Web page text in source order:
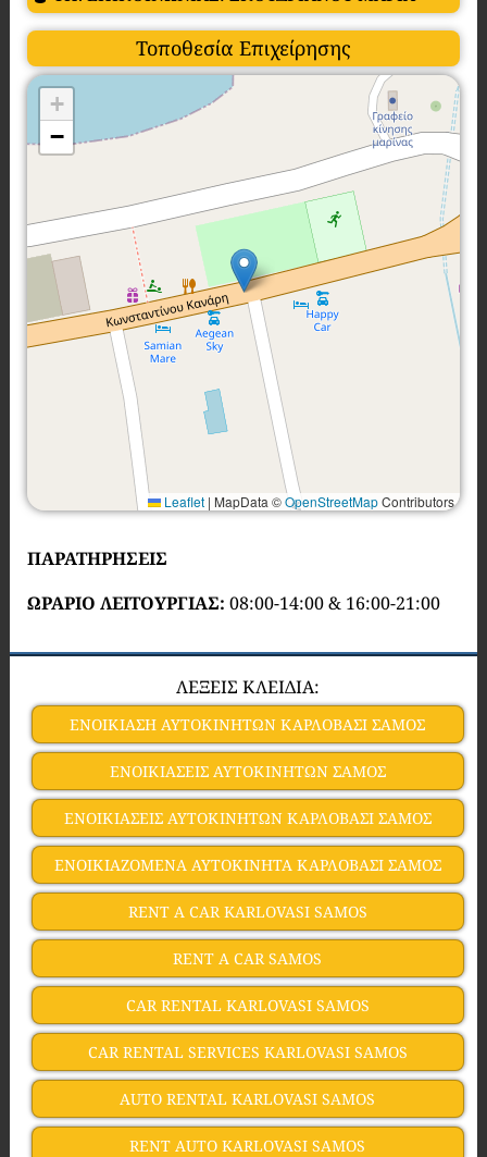
Τοποθεσία Επιχείρησης
+
−
Leaflet | MapData ©OpenStreetMapContributors
ΠΑΡΑΤΗΡΗΣΕΙΣ
ΩΡΑΡΙΟ ΛΕΙΤΟΥΡΓΙΑΣ: 08:00-14:00 & 16:00-21:00
ΛΕΞΕΙΣ ΚΛΕΙΔΙΑ:
ΕΝΟΙΚΙΑΣΗ ΑΥΤΟΚΙΝΗΤΩΝ ΚΑΡΛΟΒΑΣΙ ΣΑΜΟΣ
ΕΝΟΙΚΙΑΣΕΙΣ ΑΥΤΟΚΙΝΗΤΩΝ ΣΑΜΟΣ
ΕΝΟΙΚΙΑΣΕΙΣ ΑΥΤΟΚΙΝΗΤΩΝ ΚΑΡΛΟΒΑΣΙ ΣΑΜΟΣ
ΕΝΟΙΚΙΑΖΟΜΕΝΑ ΑΥΤΟΚΙΝΗΤΑ ΚΑΡΛΟΒΑΣΙ ΣΑΜΟΣ
RENT A CAR KARLOVASI SAMOS
RENT A CAR SAMOS
CAR RENTAL KARLOVASI SAMOS
CAR RENTAL SERVICES KARLOVASI SAMOS
AUTO RENTAL KARLOVASI SAMOS
RENT AUTO KARLOVASI SAMOS